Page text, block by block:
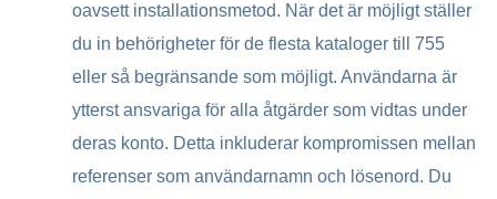
oavsett installationsmetod. När det är möjligt ställer
du in behörigheter för de flesta kataloger till 755
eller så begränsande som möjligt. Användarna är
ytterst ansvariga för alla åtgärder som vidtas under
deras konto. Detta inkluderar kompromissen mellan
referenser som användarnamn och lösenord. Du